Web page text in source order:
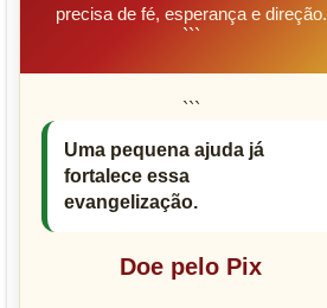
precisa de fé, esperança e direção.
```
```
Uma pequena ajuda já
fortalece essa
evangelização.
Doe pelo Pix